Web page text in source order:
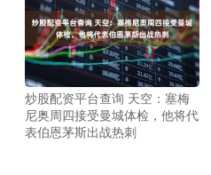
炒股配资平台查询 天空：塞梅
尼奥周四接受曼城体检，他将代
表伯恩茅斯出战热刺